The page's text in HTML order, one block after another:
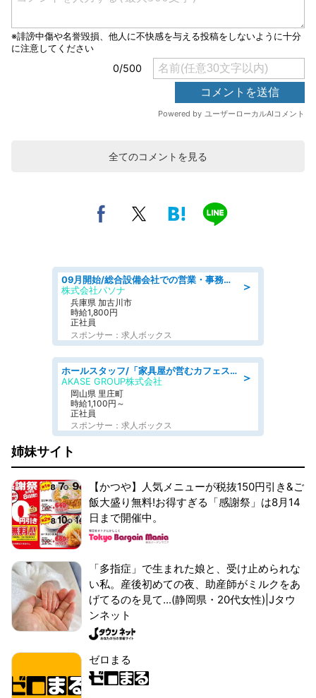
全てのコメントを見る
＞
09月開始/総合設備会社での営業・事務のお仕事/車通勤可/賞与あり/営業/営業事務
株式会社パソナ
兵庫県 加古川市
時給1,800円
正社員
スポンサー：求人ボックス
＞
ホールスタッフ/「家具屋が営むカフェスタッフ!」週2日～OK!嬉しいまかない付き/岡山県/浅口郡里庄町
AKASE GROUP株式会社
岡山県 里庄町
時給1,100円～
正社員
スポンサー：求人ボックス
姉妹サイト
【かつや】人気メニューが税抜150円引き&ご
飯大盛り無料!お得すぎる「感謝祭」は8月14
日まで開催中。
「多指症」で生まれた娘と、受け止められな
い私。産後初めての夜、助産師がミルクをあ
げてるのを見て...(静岡県・20代女性)|Jタウ
ンネット
ゼロまる